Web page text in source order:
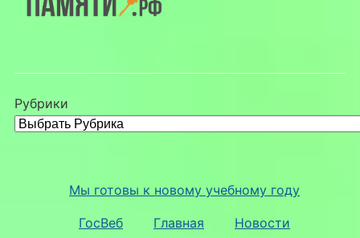
Рубрики
Мы готовы к новому учебному году
ГосВеб Главная Новости